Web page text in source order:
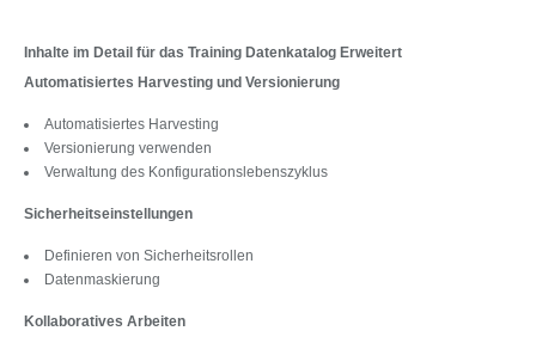
Inhalte im Detail für das Training Datenkatalog Erweitert
Automatisiertes Harvesting und Versionierung
Automatisiertes Harvesting
Versionierung verwenden
Verwaltung des Konfigurationslebenszyklus
Sicherheitseinstellungen
Definieren von Sicherheitsrollen
Datenmaskierung
Kollaboratives Arbeiten